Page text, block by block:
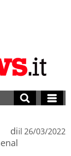
diil 26/03/2022